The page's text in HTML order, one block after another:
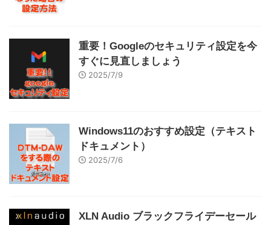
重要！Googleのセキュリティ設定を今
すぐに見直しましょう
2025/7/9
Windows11のおすすめ設定（テキスト
ドキュメント）
2025/7/6
XLN Audio ブラックフライデーセール